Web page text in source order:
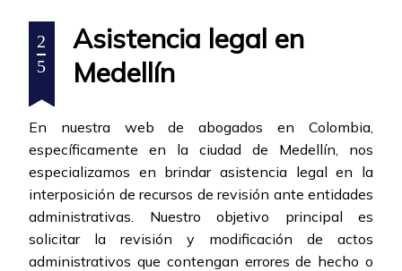
2
5
Asistencia legal en
Medellín
En nuestra web de abogados en Colombia,
específicamente en la ciudad de Medellín, nos
especializamos en brindar asistencia legal en la
interposición de recursos de revisión ante entidades
administrativas. Nuestro objetivo principal es
solicitar la revisión y modificación de actos
administrativos que contengan errores de hecho o